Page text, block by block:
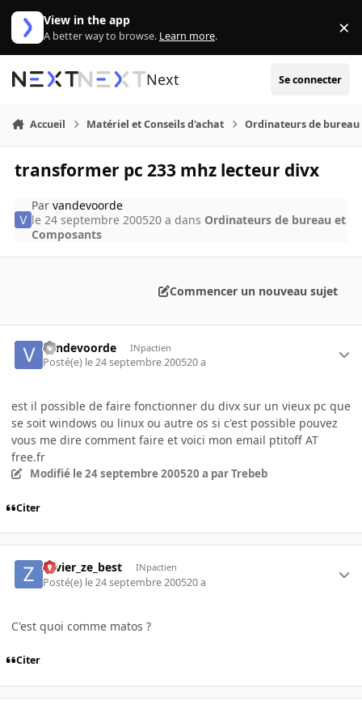
Aller au contenu
View in the app
A better way to browse. Learn more. ×
Next Se connecter
Accueil Matériel et Conseils d'achat Ordinateurs de bureau
transformer pc 233 mhz lecteur divx
Parvandevoorde
le 24 septembre 200520 a dans Ordinateurs de bureau et
Composants
Commencer un nouveau sujet
vandevoorde INpactien
Posté(e) le 24 septembre 200520 a
est il possible de faire fonctionner du divx sur un vieux pc que
se soit windows ou linux ou autre os si c'est possible pouvez
vous me dire comment faire et voici mon email ptitoff AT
free.fr
Modifié le 24 septembre 200520 a par Trebeb
Citer
zavier_ze_best INpactien
Posté(e) le 24 septembre 200520 a
C'est quoi comme matos ?
Citer